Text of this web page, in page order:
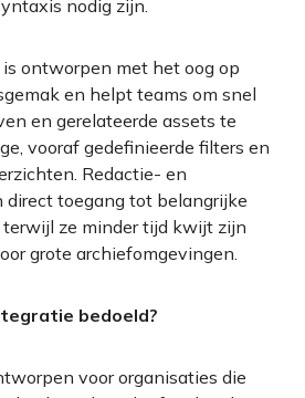
nodig zijn.
ontworpen met het oog op
en helpt teams om snel
en gerelateerde assets te
vooraf gedefinieerde filters en
Redactie- en
direct toegang tot belangrijke
ze minder tijd kwijt zijn
grote archiefomgevingen.
bedoeld?
voor organisaties die